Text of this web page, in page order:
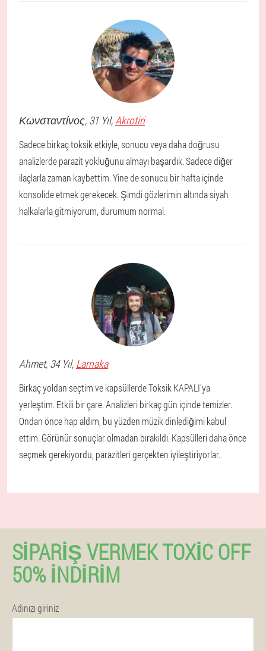
Κωνσταντίνος, 31 Yıl,Akrotiri
Sadece birkaç toksik etkiyle, sonucu veya daha doğrusu
analizlerde parazit yokluğunu almayı başardık. Sadece diğer
ilaçlarla zaman kaybettim. Yine de sonucu bir hafta içinde
konsolide etmek gerekecek. Şimdi gözlerimin altında siyah
halkalarla gitmiyorum, durumum normal.
Ahmet, 34 Yıl, Larnaka
Birkaç yoldan seçtim ve kapsüllerde Toksik KAPALI'ya
yerleştim. Etkili bir çare. Analizleri birkaç gün içinde temizler.
Ondan önce hap aldım, bu yüzden müzik dinlediğimi kabul
ettim. Görünür sonuçlar olmadan bırakıldı. Kapsülleri daha önce
seçmek gerekiyordu, parazitleri gerçekten iyileştiriyorlar.
SIPARIŞ VERMEK TOXIC OFF
50% İNDIRIM
Adınızı giriniz